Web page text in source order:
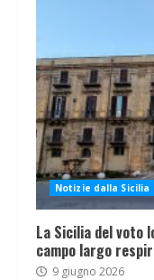
Notizie dalla Sicilia
La Sicilia del voto
campo largo
9 giugno 2026